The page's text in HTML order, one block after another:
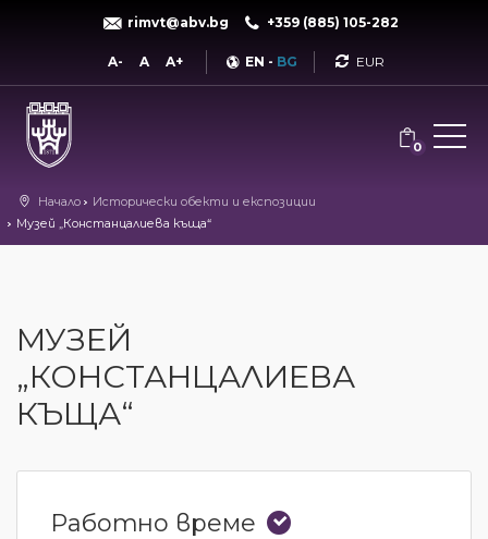
rimvt@abv.bg +359 (885) 105-282
A- A A+ EN - BG Currency
0
Начало
Исторически обекти и експозиции
Музей „Констанцалиева къща“
МУЗЕЙ
„КОНСТАНЦАЛИЕВА
КЪЩА“
Работно време